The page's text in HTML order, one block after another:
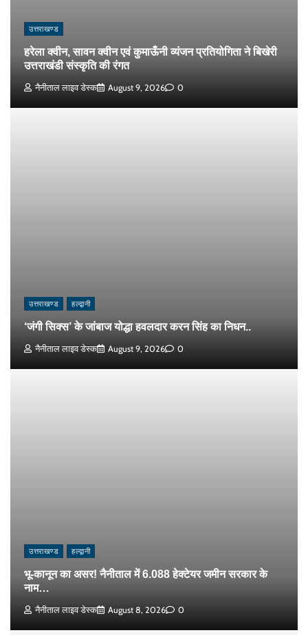
उत्तराखण्ड
हरेला क्वीन, सावन क्वीन एवं कुमाऊँनी व्यंजन प्रतियोगिता ने बिखेरी
उत्तराखंडी संस्कृति की रंगत
नैनीताल लाइव डेस्क August 9, 2026 0
उत्तराखण्ड हल्द्वानी
‘जंगी सिक्स’ के जांबाज योद्धा हवलदार करन सिंह का निधन..
नैनीताल लाइव डेस्क August 9, 2026 0
उत्तराखण्ड हल्द्वानी
भू-कानून का असर! नैनीताल में 6.088 हेक्टेयर जमीन सरकार के
नाम…
नैनीताल लाइव डेस्क August 8, 2026 0